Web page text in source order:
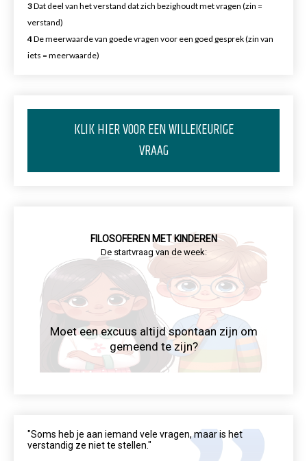
3Dat deel van het verstand dat zich bezighoudt met vragen (zin =
verstand)
4De meerwaarde van goede vragen voor een goed gesprek (zin van
iets = meerwaarde)
KLIK HIER VOOR EEN WILLEKEURIGE
VRAAG
FILOSOFEREN MET KINDEREN
De startvraag van de week:
Moet een excuus altijd spontaan zijn om
gemeend te zijn?
"Soms heb je aan iemand vele vragen, maar is het
verstandig ze niet te stellen."